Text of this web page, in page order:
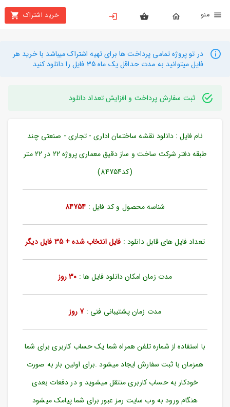
خرید اشتراک
بستن
محصولات
تهیه
راهنما
دانلود
خرید
به
نام
مندی
ها
در تو پروژه تمامی پرداخت ها برای تهیه اشتراک میباشد با خرید هر
فایل میتوانید به مدت حداقل یک ماه 35 فایل را دانلود کنید
ثبت سفارش پرداخت و افزایش تعداد دانلود
نام فایل : دانلود نقشه ساختمان اداری - تجاری - صنعتی چند
طبقه دفتر شرکت ساخت و ساز دقیق معماری پروژه 22 در 22 متر
(کد84754)
شناسه محصول و کد فایل : 84754
تعداد فایل های قابل دانلود : فایل انتخاب شده + 35 فایل دیگر
مدت زمان امکان دانلود فایل ها : 30 روز
مدت زمان پشتیبانی فنی :7 روز
با استفاده از شماره تلفن همراه شما یک حساب کاربری برای شما
همزمان با ثبت سفارش ایجاد میشود .برای اولین بار به صورت
خودکار به حساب کاربری منتقل میشوید و در دفعات بعدی
هنگام ورود به وب سایت رمز عبور برای شما پیامک میشود